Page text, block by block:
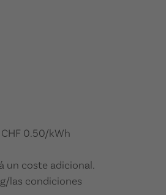
0.50/kWh
un coste adicional.
las condiciones